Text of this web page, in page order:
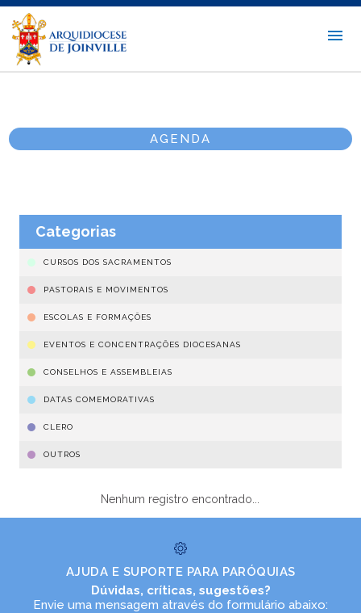
AGENDA
Categorias
CURSOS DOS SACRAMENTOS
PASTORAIS E MOVIMENTOS
ESCOLAS E FORMAÇÕES
EVENTOS E CONCENTRAÇÕES DIOCESANAS
CONSELHOS E ASSEMBLEIAS
DATAS COMEMORATIVAS
CLERO
OUTROS
Nenhum registro encontrado...
AJUDA E SUPORTE PARA PARÓQUIAS
Dúvidas, críticas, sugestões?
Envie uma mensagem através do formulário abaixo: